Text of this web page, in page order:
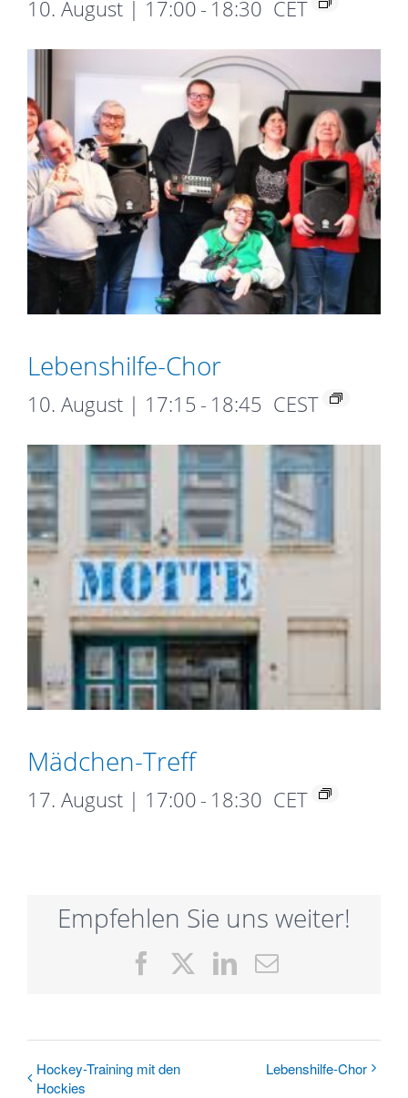
10. August | 17:00 - 18:30 CET
Lebens­hilfe-­Chor
10. August | 17:15 - 18:45 CEST
Mädchen-Treff
17. August | 17:00 - 18:30 CET
Empfehlen Sie uns weiter!
FacebookLinkedIn
E-
Hockey-Training mit den
Hockies
Lebens­hilfe-­Chor